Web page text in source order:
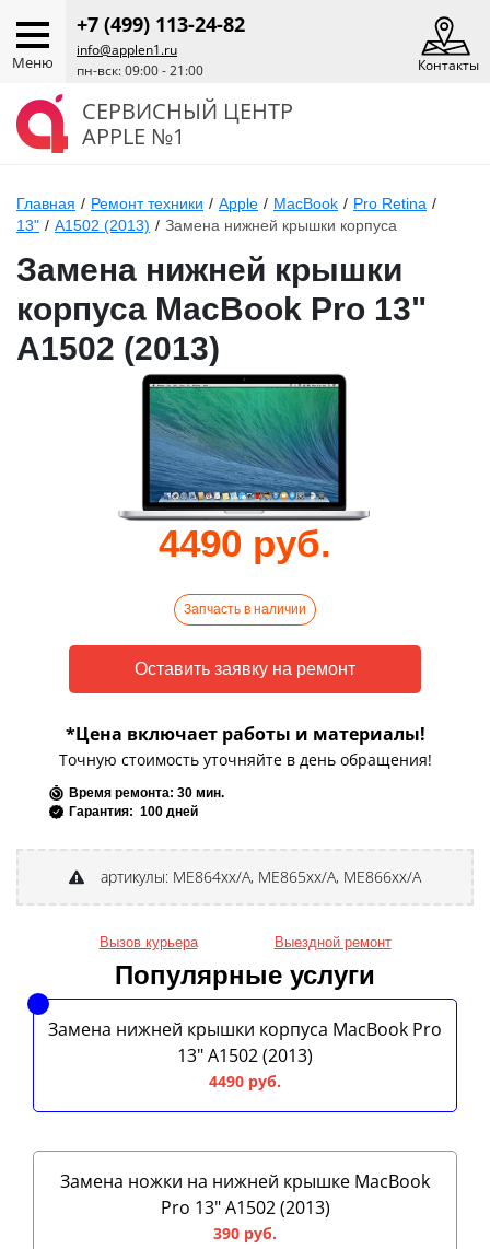
Меню
+7 (499) 113-24-82
info@applen1.ru
пн-вск: 09:00 - 21:00
Контакты
СЕРВИСНЫЙ ЦЕНТР
APPLE №1
Главная / Ремонт техники / Apple / MacBook / Pro Retina /
13" / A1502 (2013) / Замена нижней крышки корпуса
Замена нижней крышки
корпуса MacBook Pro 13"
A1502 (2013)
4490 руб.
Запчасть в наличии
*Цена включает работы и материалы!
Точную стоимость уточняйте в день обращения!
Время ремонта: 30 мин.
Гарантия: 100 дней
артикулы: ME864xx/A, ME865xx/A, ME866xx/A
Вызов курьера Выездной ремонт
Популярные услуги
Замена нижней крышки корпуса MacBook Pro
13" A1502 (2013)
4490 руб.
Замена ножки на нижней крышке MacBook
Pro 13" A1502 (2013)
390 руб.